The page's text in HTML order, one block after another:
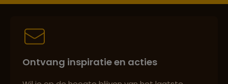
Reiszekerheid met Sawadee
Ontvang inspiratie en acties